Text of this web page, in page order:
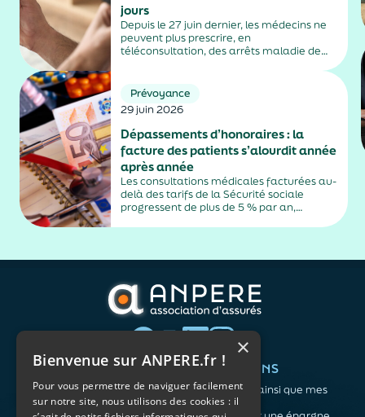
jours
Depuis le 27 juin dernier, les médecins ne
peuvent plus prescrire, en
téléconsultation, des arrêts maladie de
sociales et fiscales, s'inscrit dans un
durcissement plus...
Prévoyance
29 juin 2026
Dépassements d’honoraires : la
facture des patients s’alourdit année
après année
Les consultations médicales facturées au-
delà des tarifs de la Sécurité sociale
progressent de plus de 5 % par an,
alimentés par la montée en puissance des
QUI SOMMES-NOUS ?
L'association
Notre organisation
VOS BESOINS
Me protéger ainsi que mes
proches
×
Bienvenue sur ANPERE.fr !
Pour vous permettre de naviguer facilement
sur notre site, nous utilisons des cookies : il